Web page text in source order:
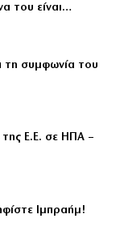
του είναι…
τη συμφωνία του
της Ε.Ε. σε ΗΠΑ –
Ιμπραήμ!